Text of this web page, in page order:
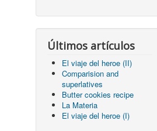
Últimos artículos
El viaje del heroe (II)
Comparision and
superlatives
Butter cookies recipe
La Materia
El viaje del heroe (I)